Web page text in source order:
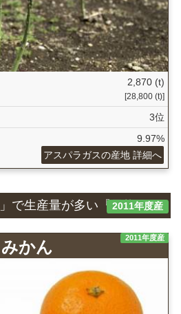
2,870 (t)
[28,800 (t)]
3位
9.97%
アスパラガスの産地 詳細へ
2011年度産
で生産量が多い『果物』
2011年度産
みかん